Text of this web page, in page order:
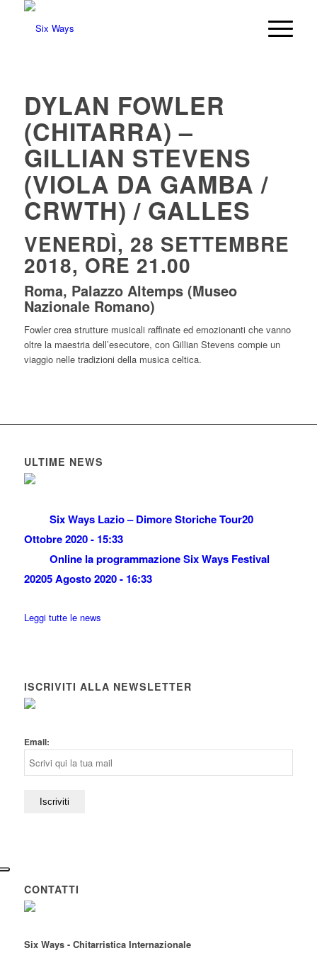
DYLAN FOWLER
(CHITARRA) –
GILLIAN STEVENS
(VIOLA DA GAMBA /
CRWTH) / GALLES
VENERDÌ, 28 SETTEMBRE
2018, ORE 21.00
Roma, Palazzo Altemps (Museo
Nazionale Romano)
Fowler crea strutture musicali raffinate ed emozionanti che vanno
oltre la maestria dell’esecutore, con Gillian Stevens compie un
viaggio nelle tradizioni della musica celtica.
ULTIME NEWS
Six Ways Lazio – Dimore Storiche Tour20
Ottobre 2020 - 15:33
Online la programmazione Six Ways Festival
20205 Agosto 2020 - 16:33
Leggi tutte le news
ISCRIVITI ALLA NEWSLETTER
Email:
CONTATTI
Six Ways - Chitarristica Internazionale